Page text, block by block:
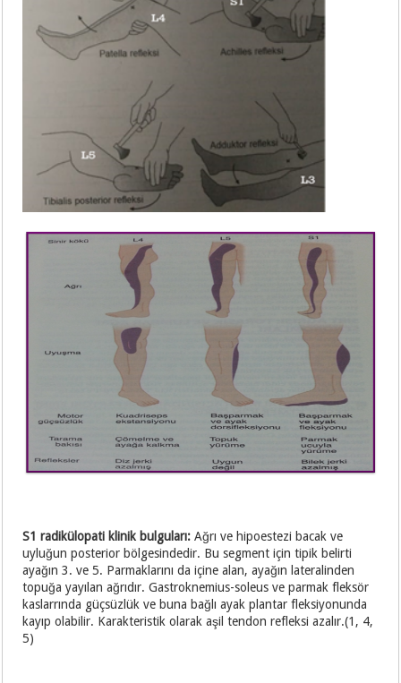
S1 radikülopati klinik bulguları:Ağrı ve hipoestezi bacak ve
uyluğun posterior bölgesindedir. Bu segment için tipik belirti
ayağın 3. ve 5. Parmaklarını da içine alan, ayağın lateralinden
topuğa yayılan ağrıdır. Gastroknemius-soleus ve parmak fleksör
kaslarrında güçsüzlük ve buna bağlı ayak plantar fleksiyonunda
kayıp olabilir. Karakteristik olarak aşil tendon refleksi azalır.(1, 4,
5)